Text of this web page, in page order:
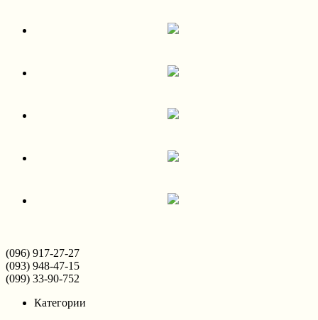
(096) 917-27-27
(093) 948-47-15
(099) 33-90-752
Категории